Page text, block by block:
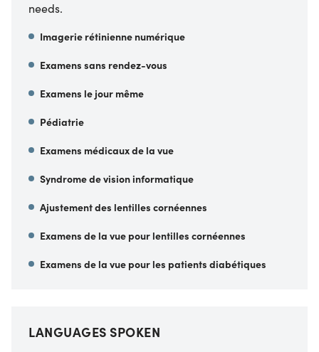
needs.
Imagerie rétinienne numérique
Examens sans rendez-vous
Examens le jour même
Pédiatrie
Examens médicaux de la vue
Syndrome de vision informatique
Ajustement des lentilles cornéennes
Examens de la vue pour lentilles cornéennes
Examens de la vue pour les patients diabétiques
LANGUAGES SPOKEN